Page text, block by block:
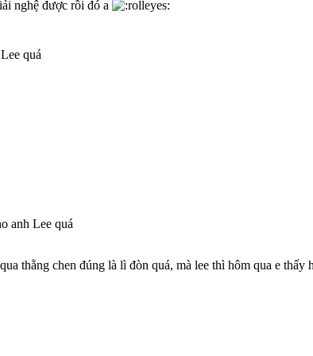
nghệ được rồi đó a
quá
anh Lee quá
thằng chen đúng là lì đòn quá, mà lee thì hôm qua e